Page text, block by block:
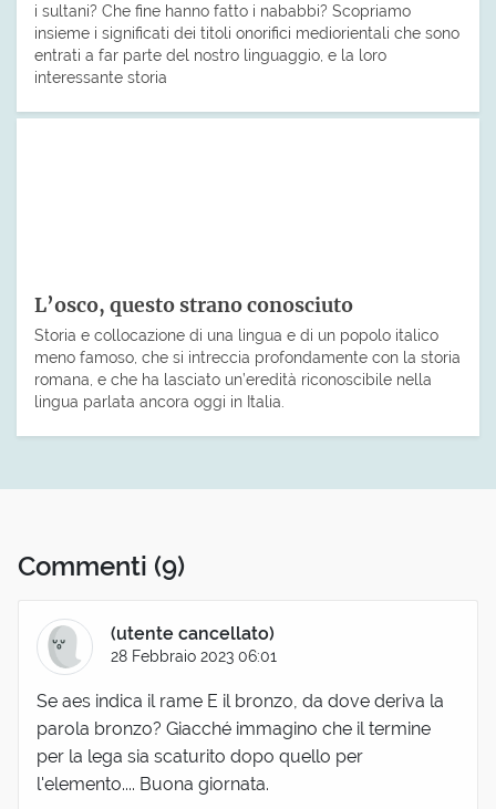
i sultani? Che fine hanno fatto i nababbi? Scopriamo
insieme i significati dei titoli onorifici mediorientali che sono
entrati a far parte del nostro linguaggio, e la loro
interessante storia
L’osco, questo strano conosciuto
Storia e collocazione di una lingua e di un popolo italico
meno famoso, che si intreccia profondamente con la storia
romana, e che ha lasciato un’eredità riconoscibile nella
lingua parlata ancora oggi in Italia.
Commenti (9)
(utente cancellato)
28 Febbraio 2023 06:01
Se aes indica il rame E il bronzo, da dove deriva la
parola bronzo? Giacché immagino che il termine
per la lega sia scaturito dopo quello per
l'elemento.... Buona giornata.